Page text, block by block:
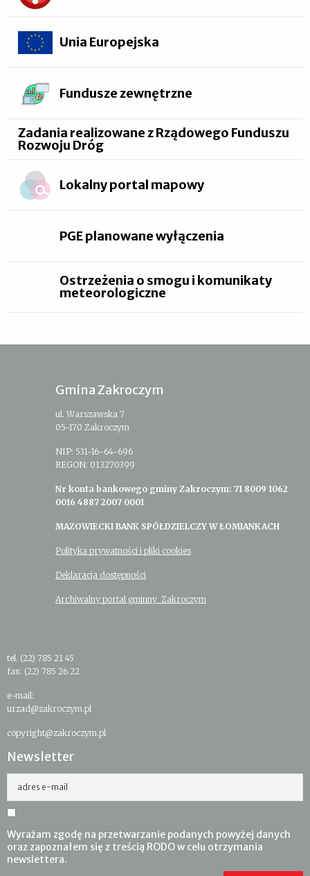
Unia Europejska
Fundusze zewnętrzne
Zadania realizowane z Rządowego Funduszu
Rozwoju Dróg
Lokalny portal mapowy
PGE planowane wyłączenia
Ostrzeżenia o smogu i komunikaty
meteorologiczne
Gmina Zakroczym
ul. Warszawska 7
05-170 Zakroczym
NIP: 531-16-64-696
REGON: 013270399
Nr konta bankowego gminy Zakroczym: 71 8009 1062
0016 4887 2007 0001
MAZOWIECKI BANK SPÓŁDZIELCZY W ŁOMIANKACH
Polityka prywatności i pliki cookies
Deklaracja dostępności
Archiwalny portal gminny Zakroczym
tel. (22) 785 21 45
fax. (22) 785 26 22
e-mail:
urzad@zakroczym.pl
copyright@zakroczym.pl
Newsletter
adres e-mail
Wyrażam zgodę na przetwarzanie podanych powyżej danych
oraz zapoznałem się z treścią RODO w celu otrzymania
newslettera.